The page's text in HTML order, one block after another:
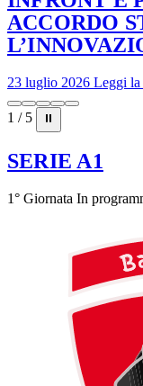
ACCORDO
23 luglio 2026 Leggi
1 / 5 ⏸
SERIE A1
1° Giornata In